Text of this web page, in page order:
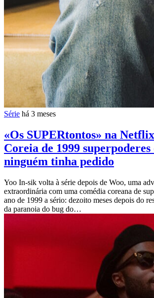
Série há 3 meses
«Os SUPERtontos» na
Coreia de 1999 superpoderes
ninguém tinha pedido
Yoo In-sik volta à série depois de Woo, uma
extraordinária com uma comédia coreana de
ano de 1999 a sério: dezoito meses depois do
da paranoia do bug do…